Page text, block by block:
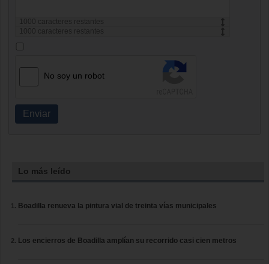
1000
caracteres restantes
1000
caracteres restantes
No soy un robot
Enviar
Lo más leído
Boadilla renueva la pintura vial de treinta vías municipales
Los encierros de Boadilla amplían su recorrido casi cien metros